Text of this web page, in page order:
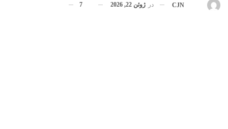
CJN در ژوئن 22, 2026 7